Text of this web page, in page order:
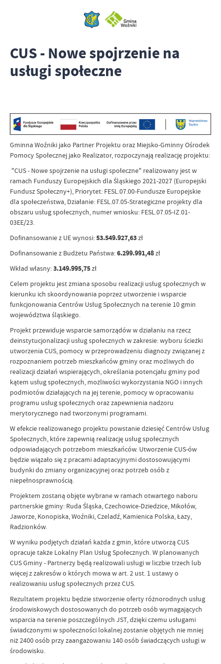
CUS - Nowe spojrzenie na
usługi społeczne
Gminna Woźniki jako Partner Projektu oraz Miejsko-Gminny Ośrodek
Pomocy Społecznej jako Realizator, rozpoczynają realizację projektu:
"CUS - Nowe spojrzenie na usługi społeczne" realizowany jest w
ramach Funduszy Europejskich dla Śląskiego 2021-2027 (Europejski
Fundusz Społeczny+), Priorytet: FESL.07.00-Fundusze Europejskie
dla społeczeństwa, Działanie: FESL.07.05-Strategiczne projekty dla
obszaru usług społecznych, numer wniosku: FESL.07.05-IZ.01-
03EE/23.
Dofinansowanie z UE wynosi:53.549.927,63zł
Dofinansowanie z Budżetu Państwa:6.299.991,48zł
Wkład własny:3.149.995,75zł
Celem projektu jest zmiana sposobu realizacji usług społecznych w
kierunku ich skoordynowania poprzez utworzenie i wsparcie
funkcjonowania Centrów Usług Społecznych na terenie 10 gmin
województwa śląskiego.
Projekt przewiduje wsparcie samorządów w działaniu na rzecz
deinstytucjonalizacji usług społecznych w zakresie: wyboru ścieżki
utworzenia CUS, pomocy w przeprowadzeniu diagnozy związanej z
rozpoznaniem potrzeb mieszkańców gminy oraz możliwych do
realizacji działań wspierających, określania potencjału gminy pod
kątem usług społecznych, możliwości wykorzystania NGO i innych
podmiotów działających na jej terenie, pomocy w opracowaniu
programu usług społecznych oraz zapewnienia nadzoru
merytorycznego nad tworzonymi programami.
W efekcie realizowanego projektu powstanie dziesięć Centrów Usług
Społecznych, które zapewnią realizację usług społecznych
odpowiadających potrzebom mieszkańców. Utworzenie CUS-ów
będzie wiązało się z pracami adaptacyjnymi dostosowującymi
budynki do zmiany organizacyjnej oraz potrzeb osób z
niepełnosprawnością.
Projektem zostaną objęte wybrane w ramach otwartego naboru
partnerskie gminy: Ruda Śląska, Czechowice-Dziedzice, Mikołów,
Jaworze, Konopiska, Woźniki, Czeladź, Kamienica Polska, Łazy,
Radzionków.
W wyniku podjętych działań każda z gmin, które utworzą CUS
opracuje także Lokalny Plan Usług Społecznych. W planowanych
CUS Gminy - Partnerzy będą realizowali usługi w liczbie trzech lub
więcej z zakresów o których mowa w art. 2 ust. 1 ustawy o
realizowaniu usług społecznych przez CUS.
Rezultatem projektu będzie stworzenie oferty różnorodnych usług
środowiskowych dostosowanych do potrzeb osób wymagających
wsparcia na terenie poszczególnych JST, dzięki czemu usługami
świadczonymi w społeczności lokalnej zostanie objętych nie mniej
niż 2400 osób przy zaangażowaniu 140 osób świadczących usługi w
środowisku.